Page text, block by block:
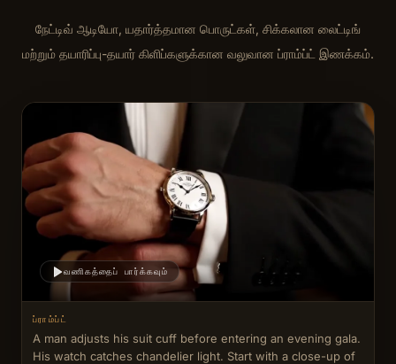
நேட்டிவ் ஆடியோ, யதார்த்தமான பொருட்கள், சிக்கலான லைட்டிங்
மற்றும் தயாரிப்பு-தயார் கிளிப்களுக்கான வலுவான ப்ராம்ப்ட் இணக்கம்.
வணிகத்தைப் பார்க்கவும்
ப்ராம்ப்ட்
A man adjusts his suit cuff before entering an evening gala.
His watch catches chandelier light. Start with a close-up of